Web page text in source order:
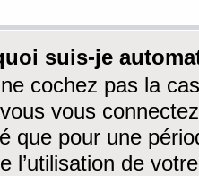
suis-je
cochez pas la
vous
que pour une
l’utilisation de